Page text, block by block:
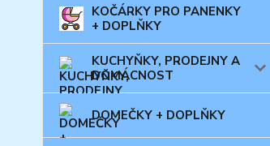
KOČÁRKY PRO PANENKY
+ DOPLŇKY
KUCHYŇKY, PRODEJNY A
DOMÁCNOST
DOMEČKY + DOPLŇKY